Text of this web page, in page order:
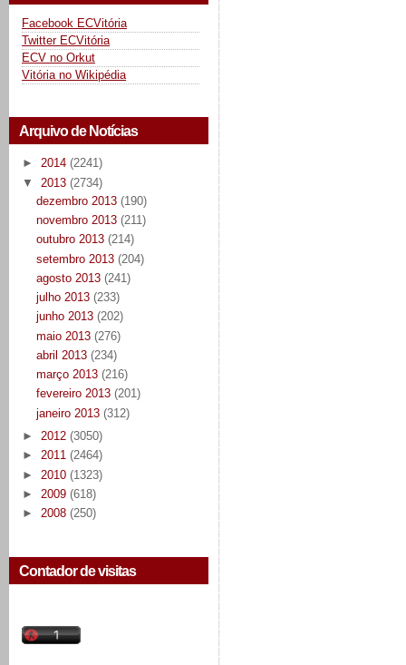
Facebook ECVitória
Twitter ECVitória
ECV no Orkut
Vitória no Wikipédia
Arquivo de Notícias
► 2014 (2241)
▼ 2013 (2734)
dezembro 2013 (190)
novembro 2013 (211)
outubro 2013 (214)
setembro 2013 (204)
agosto 2013 (241)
julho 2013 (233)
junho 2013 (202)
maio 2013 (276)
abril 2013 (234)
março 2013 (216)
fevereiro 2013 (201)
janeiro 2013 (312)
► 2012 (3050)
► 2011 (2464)
► 2010 (1323)
► 2009 (618)
► 2008 (250)
Contador de visitas